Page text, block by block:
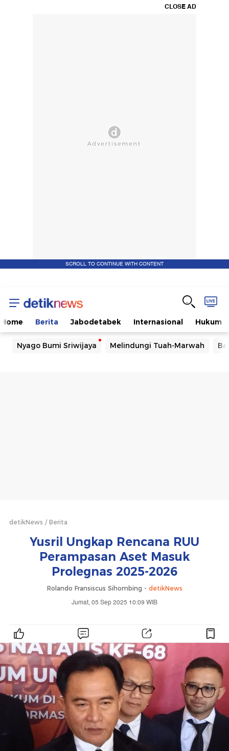
CLOSE AD
SCROLL TO CONTINUE WITH CONTENT
Home Berita Jabodetabek Internasional Hukum
Nyago Bumi Sriwijaya Melindungi Tuah-Marwah
detikNews Berita
Yusril Ungkap Rencana RUU
Perampasan Aset Masuk
Prolegnas 2025-2026
Rolando Fransiscus Sihombing - detikNews
Jumat, 05 Sep 2025 10:09 WIB